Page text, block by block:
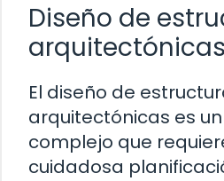
Diseño de
arquitectónicas
El diseño de
arquitectónicas es
complejo que
cuidadosa